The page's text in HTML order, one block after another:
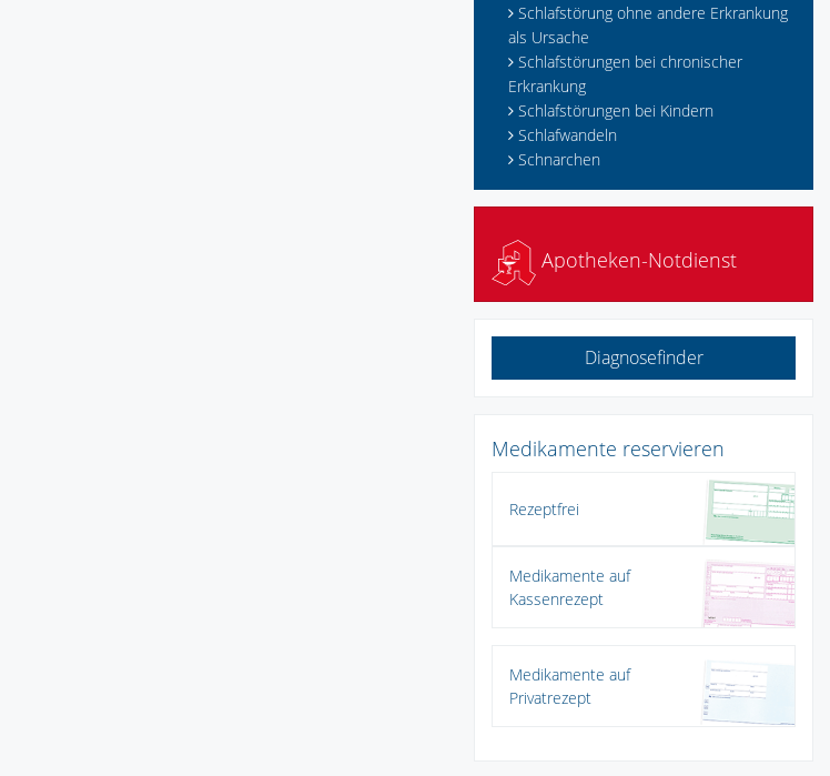
Schlafstörung ohne andere Erkrankung
als Ursache
Schlafstörungen bei chronischer
Erkrankung
Schlafstörungen bei Kindern
Schlafwandeln
Schnarchen
Apotheken-Notdienst
Diagnosefinder
Medikamente reservieren
Rezeptfrei
Medikamente auf
Kassenrezept
Medikamente auf
Privatrezept